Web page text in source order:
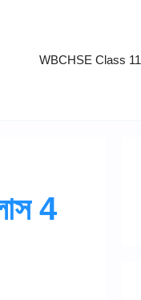
WBCHSE Class 11
4